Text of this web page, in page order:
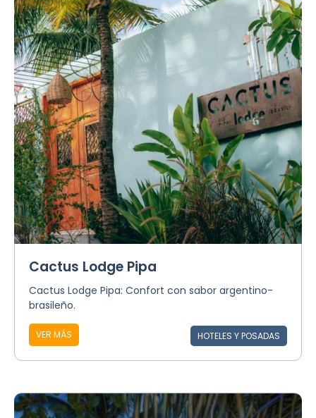
Cactus Lodge Pipa
Cactus Lodge Pipa: Confort con sabor argentino-
brasileño.
VER MÁS HOTELES Y POSADAS